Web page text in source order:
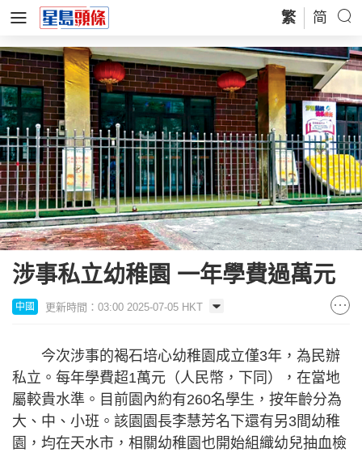
繁 简
涉事私立幼稚園 一年學費過萬元
中國 更新時間：03:00 2025-07-05 HKT
今次涉事的褐石培心幼稚園成立僅3年，為民辦
私立。每年學費超1萬元（人民幣，下同），在當地
屬較貴水準。目前園內約有260名學生，按年齡分為
大、中、小班。該園園長李慧芳名下還有另3間幼稚
園，均在天水市，相關幼稚園也開始組織幼兒抽血檢